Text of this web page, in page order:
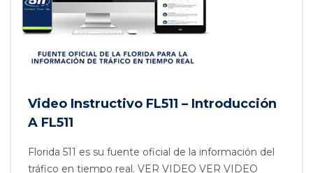
Video Instructivo FL511 – Introducción
A FL511
Florida 511 es su fuente oficial de la información del
tráfico en tiempo real. VER VIDEO VER VIDEO